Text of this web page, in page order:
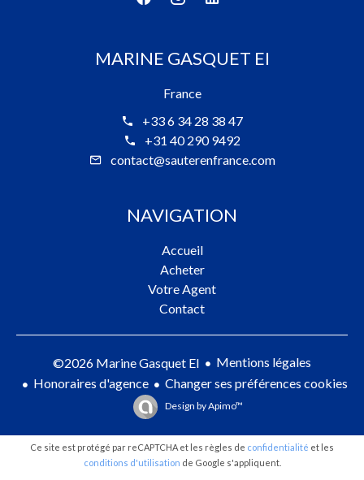
MARINE GASQUET EI
France
+33 6 34 28 38 47
+31 40 290 9492
contact@sauterenfrance.com
NAVIGATION
Accueil
Acheter
Votre Agent
Contact
©2026 Marine Gasquet EI
Mentions légales
Honoraires d'agence
Changer ses préférences cookies
Design byApimo™
Ce site est protégé par reCAPTCHA et les règles de confidentialité et les
conditions d'utilisation de Google s'appliquent.